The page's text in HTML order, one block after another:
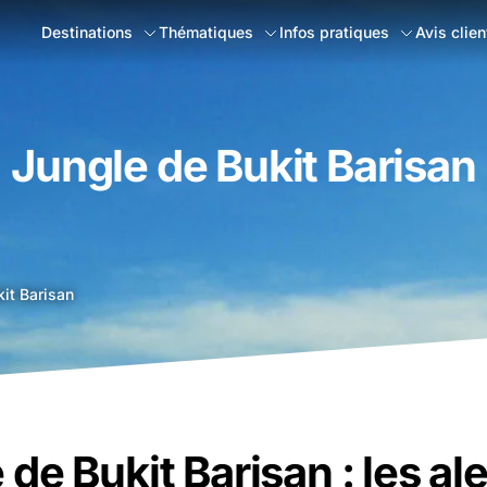
Destinations Thématiques Infos pratiques Avis
Jungle de Bukit Barisan
Barisan
Bukit Barisan : les